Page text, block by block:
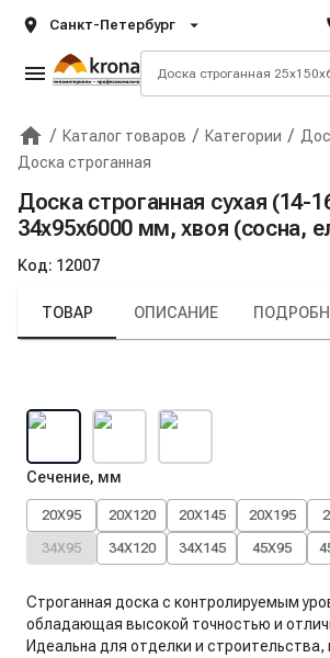
Санкт-Петербург
Главная
/ Каталог товаров / Категории /
Доска строганная
Доска строганная сухая (14-
34х95х6000 мм, хвоя (сосна,
Код: 12007
Крона
ТОВАР ОПИСАНИЕ
Сечение, мм
20X95 20X120 20X145 20X195
34X95
34X120 34X145 45X95
Строганная доска с контролируемым
обладающая высокой точностью и
Идеальна для отделки и строительства,